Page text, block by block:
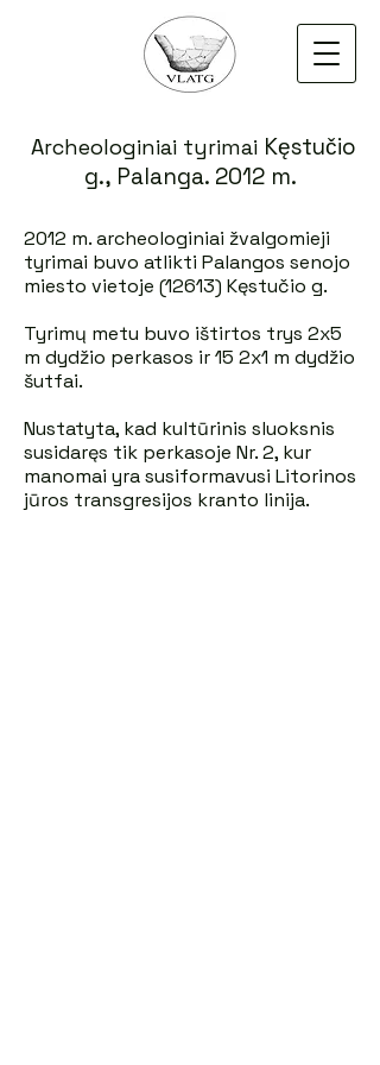
Archeologiniai tyrimai Kęstučio
g., Palanga. 2012 m.
2012 m. archeologiniai žvalgomieji
tyrimai buvo atlikti Palangos senojo
miesto vietoje (12613) Kęstučio g.
Tyrimų metu buvo ištirtos trys 2x5
m dydžio perkasos ir 15 2x1 m dydžio
šutfai.
Nustatyta, kad kultūrinis sluoksnis
susidaręs tik perkasoje Nr. 2, kur
manomai yra susiformavusi Litorinos
jūros transgresijos kranto linija.